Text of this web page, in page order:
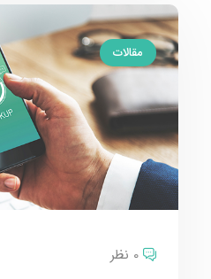
مقالات
0 نظر